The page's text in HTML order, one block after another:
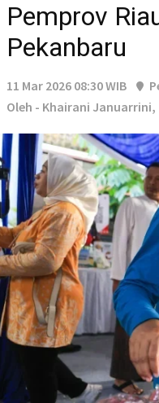
Pemprov
Pekanbaru
11 Mar 2026 08:30 WIB
Oleh - Khairani Januarrini,